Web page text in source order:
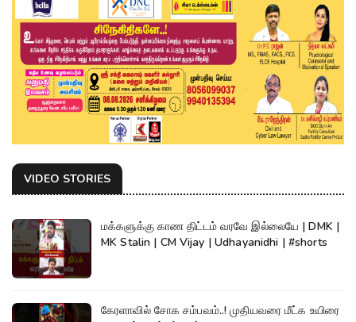
VIDEO STORIES
மக்களுக்கு காண திட்டம் வரவே இல்லையே | DMK |
MK Stalin | CM Vijay | Udhayanidhi | #shorts
கேரளாவில் சோக சம்பவம்..! முதியவரை மீட்க உயிரை